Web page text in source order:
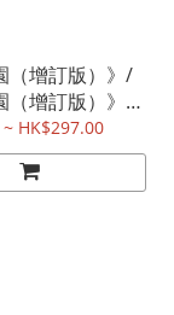
（增訂版）》/
（增訂版）》
巴巴士模型
HK$297.00